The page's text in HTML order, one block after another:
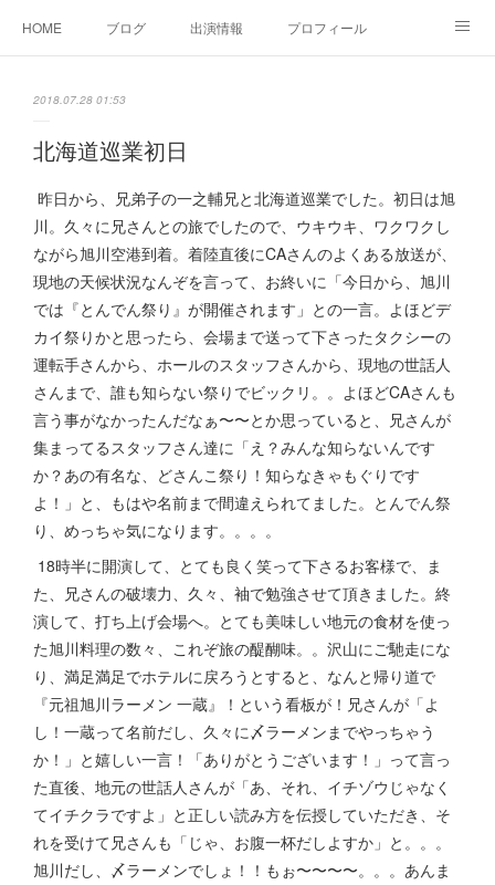
HOME ブログ 出演情報 プロフィール
2018.07.28 01:53
北海道巡業初日
昨日から、兄弟子の一之輔兄と北海道巡業でした。初日は旭
川。久々に兄さんとの旅でしたので、ウキウキ、ワクワクし
ながら旭川空港到着。着陸直後にCAさんのよくある放送が、
現地の天候状況なんぞを言って、お終いに「今日から、旭川
では『とんでん祭り』が開催されます」との一言。よほどデ
カイ祭りかと思ったら、会場まで送って下さったタクシーの
運転手さんから、ホールのスタッフさんから、現地の世話人
さんまで、誰も知らない祭りでビックリ。。よほどCAさんも
言う事がなかったんだなぁ〜〜とか思っていると、兄さんが
集まってるスタッフさん達に「え？みんな知らないんです
か？あの有名な、どさんこ祭り！知らなきゃもぐりです
よ！」と、もはや名前まで間違えられてました。とんでん祭
り、めっちゃ気になります。。。。
18時半に開演して、とても良く笑って下さるお客様で、ま
た、兄さんの破壊力、久々、袖で勉強させて頂きました。終
演して、打ち上げ会場へ。とても美味しい地元の食材を使っ
た旭川料理の数々、これぞ旅の醍醐味。。沢山にご馳走にな
り、満足満足でホテルに戻ろうとすると、なんと帰り道で
『元祖旭川ラーメン 一蔵』！という看板が！兄さんが「よ
し！一蔵って名前だし、久々に〆ラーメンまでやっちゃう
か！」と嬉しい一言！「ありがとうございます！」って言っ
た直後、地元の世話人さんが「あ、それ、イチゾウじゃなく
てイチクラですよ」と正しい読み方を伝授していただき、そ
れを受けて兄さんも「じゃ、お腹一杯だしよすか」と。。。
旭川だし、〆ラーメンでしょ！！もぉ〜〜〜〜。。。あんま